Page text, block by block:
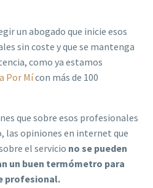
un abogado que inicie esos
sin coste y que se mantenga
como ya estamos
Por Mícon más de 100
que sobre esos profesionales
las opiniones en internet que
el servicio no se pueden
un buen termómetro para
profesional.